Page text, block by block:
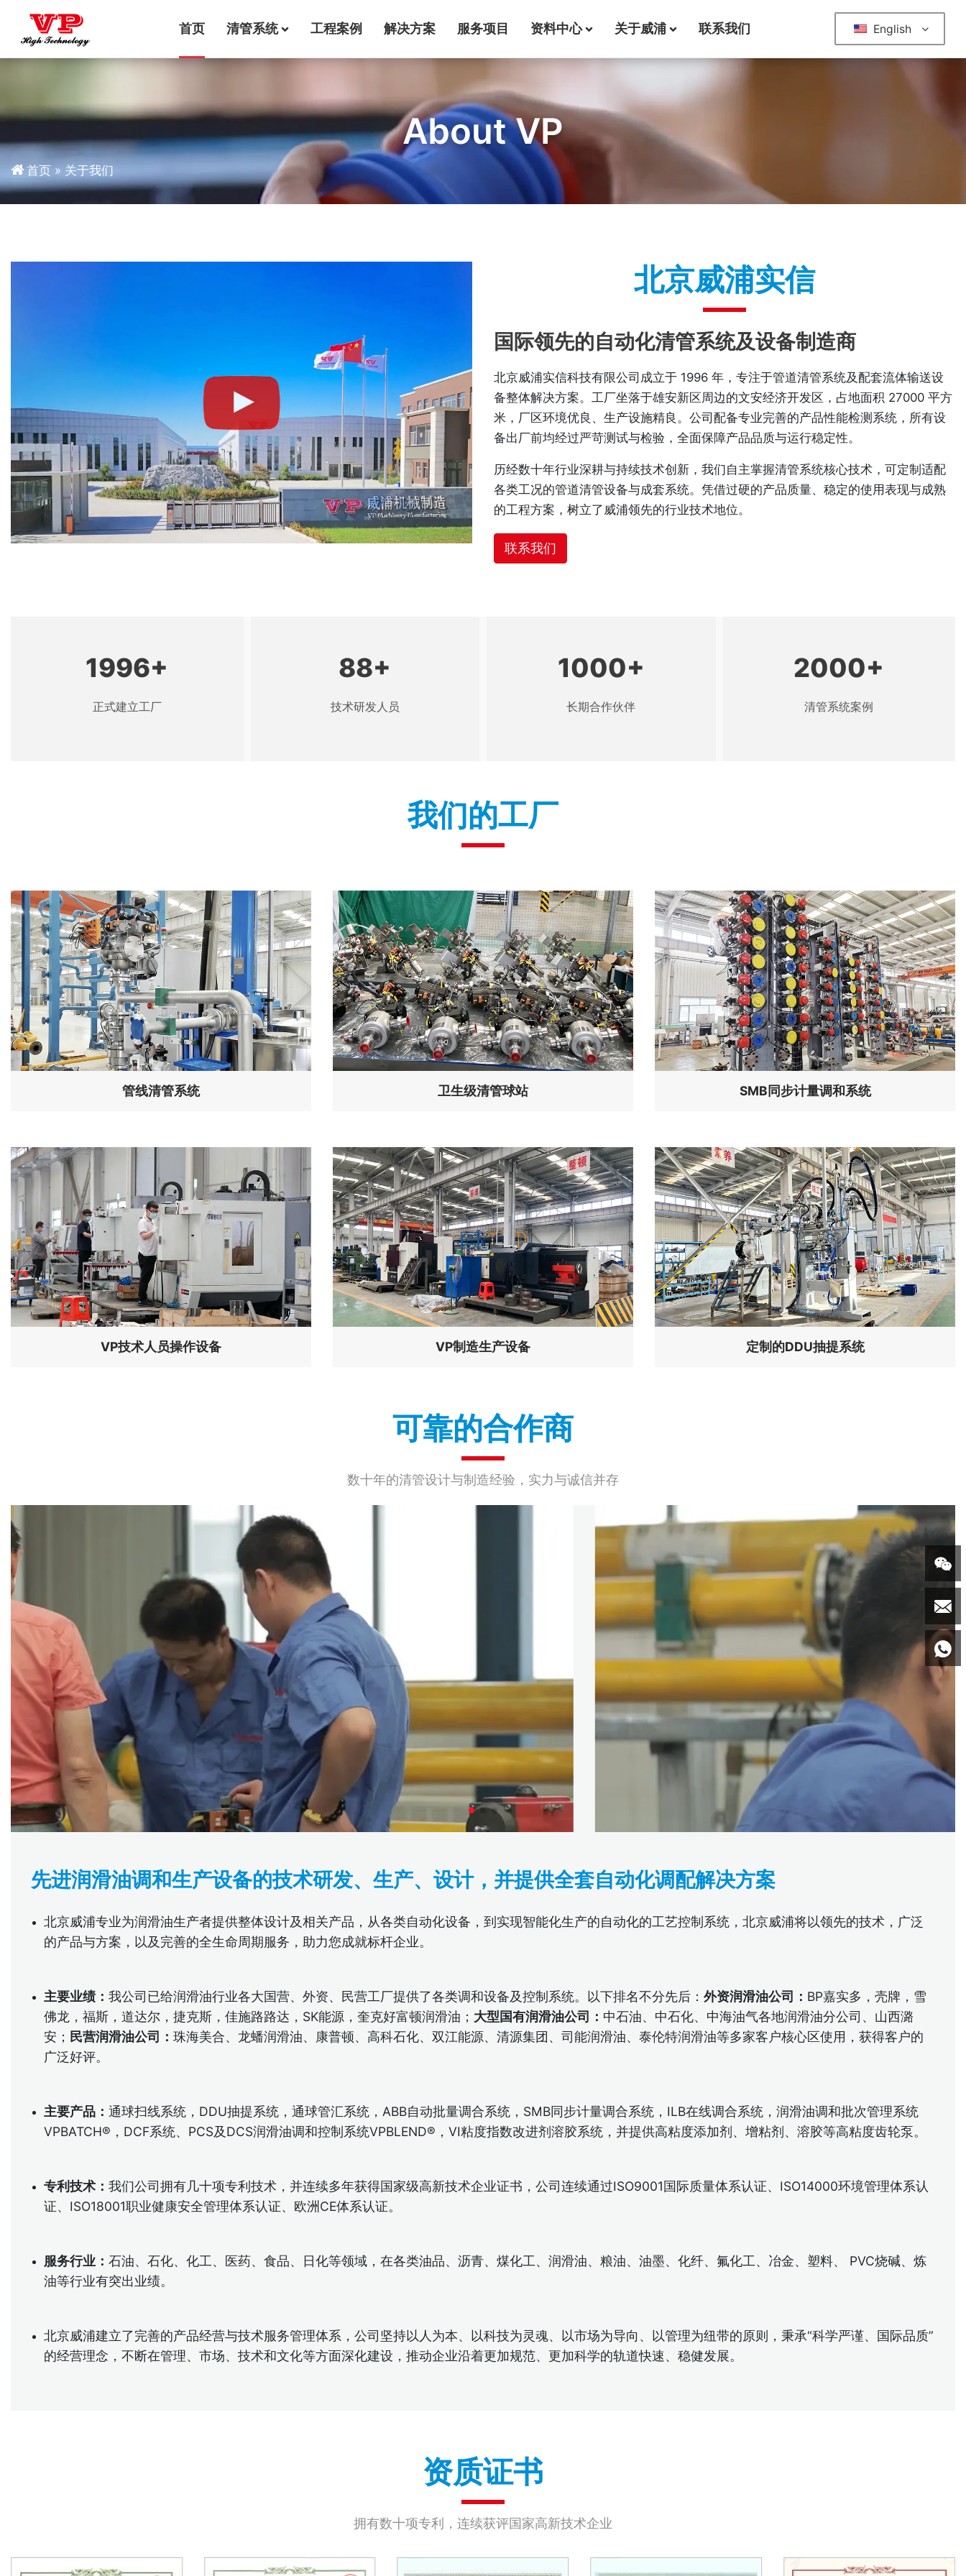
首页 清管系统 工程案例 解决方案 服务项目 资料中心 关于威浦 联系我们 English
About VP
首页 » 关于我们
北京威浦实信
国际领先的自动化清管系统及设备制造商
北京威浦实信科技有限公司成立于 1996 年，专注于管道清管系统及配套流体输送设
备整体解决方案。工厂坐落于雄安新区周边的文安经济开发区，占地面积 27000 平方
米，厂区环境优良、生产设施精良。公司配备专业完善的产品性能检测系统，所有设
备出厂前均经过严苛测试与检验，全面保障产品品质与运行稳定性。
历经数十年行业深耕与持续技术创新，我们自主掌握清管系统核心技术，可定制适配
各类工况的管道清管设备与成套系统。凭借过硬的产品质量、稳定的使用表现与成熟
的工程方案，树立了威浦领先的行业技术地位。
联系我们
1996+
正式建立工厂
88+
技术研发人员
1000+
长期合作伙伴
2000+
清管系统案例
我们的工厂
管线清管系统 卫生级清管球站 SMB同步计量调和系统
VP技术人员操作设备 VP制造生产设备 定制的DDU抽提系统
可靠的合作商
数十年的清管设计与制造经验，实力与诚信并存
先进润滑油调和生产设备的技术研发、生产、设计，并提供全套自动化调配解决方案
北京威浦专业为润滑油生产者提供整体设计及相关产品，从各类自动化设备，到实现智能化生产的自动化的工艺控制系统，北京威浦将以领先的技术，广泛
的产品与方案，以及完善的全生命周期服务，助力您成就标杆企业。
主要业绩：我公司已给润滑油行业各大国营、外资、民营工厂提供了各类调和设备及控制系统。以下排名不分先后：外资润滑油公司： BP嘉实多，壳牌，雪
佛龙，福斯，道达尔，捷克斯，佳施路路达，SK能源，奎克好富顿润滑油； 大型国有润滑油公司： 中石油、中石化、中海油气各地润滑油分公司、山西潞
安； 民营润滑油公司：珠海美合、龙蟠润滑油、康普顿、高科石化、双江能源、清源集团、司能润滑油、泰伦特润滑油等多家客户核心区使用，获得客户的
广泛好评。
主要产品：通球扫线系统，DDU抽提系统，通球管汇系统，ABB自动批量调合系统，SMB同步计量调合系统，ILB在线调合系统，润滑油调和批次管理系统
VPBATCH®，DCF系统、PCS及DCS润滑油调和控制系统VPBLEND®，VI粘度指数改进剂溶胶系统，并提供高粘度添加剂、增粘剂、溶胶等高粘度齿轮泵。
专利技术：我们公司拥有几十项专利技术，并连续多年获得国家级高新技术企业证书，公司连续通过ISO9001国际质量体系认证、ISO14000环境管理体系认
证、ISO18001职业健康安全管理体系认证、欧洲CE体系认证。
服务行业：石油、石化、化工、医药、食品、日化等领域，在各类油品、沥青、煤化工、润滑油、粮油、油墨、化纤、氟化工、冶金、塑料、 PVC烧碱、炼
油等行业有突出业绩。
北京威浦建立了完善的产品经营与技术服务管理体系，公司坚持以人为本、以科技为灵魂、以市场为导向、以管理为纽带的原则，秉承“科学严谨、国际品质”
的经营理念，不断在管理、市场、技术和文化等方面深化建设，推动企业沿着更加规范、更加科学的轨道快速、稳健发展。
资质证书
拥有数十项专利，连续获评国家高新技术企业


